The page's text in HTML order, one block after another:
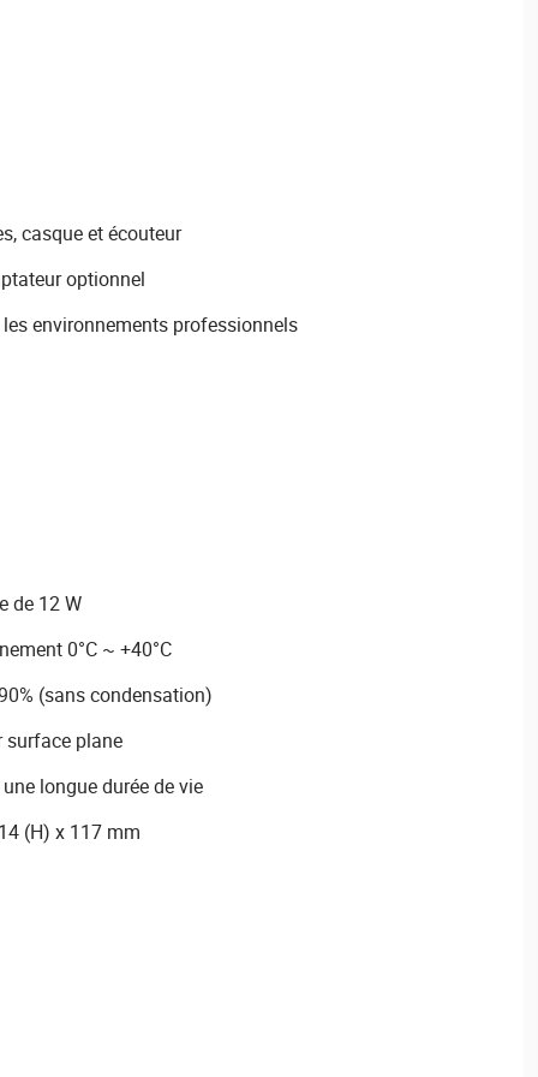
casque et écouteur
optionnel
environnements professionnels
de 12 W
0°C ~ +40°C
(sans condensation)
surface plane
longue durée de vie
(H) x 117 mm